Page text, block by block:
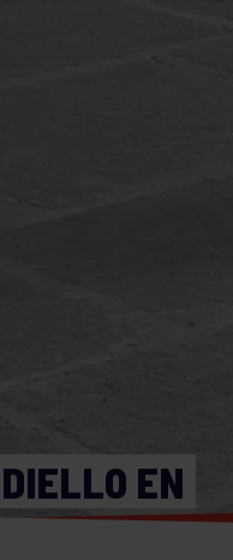
EN